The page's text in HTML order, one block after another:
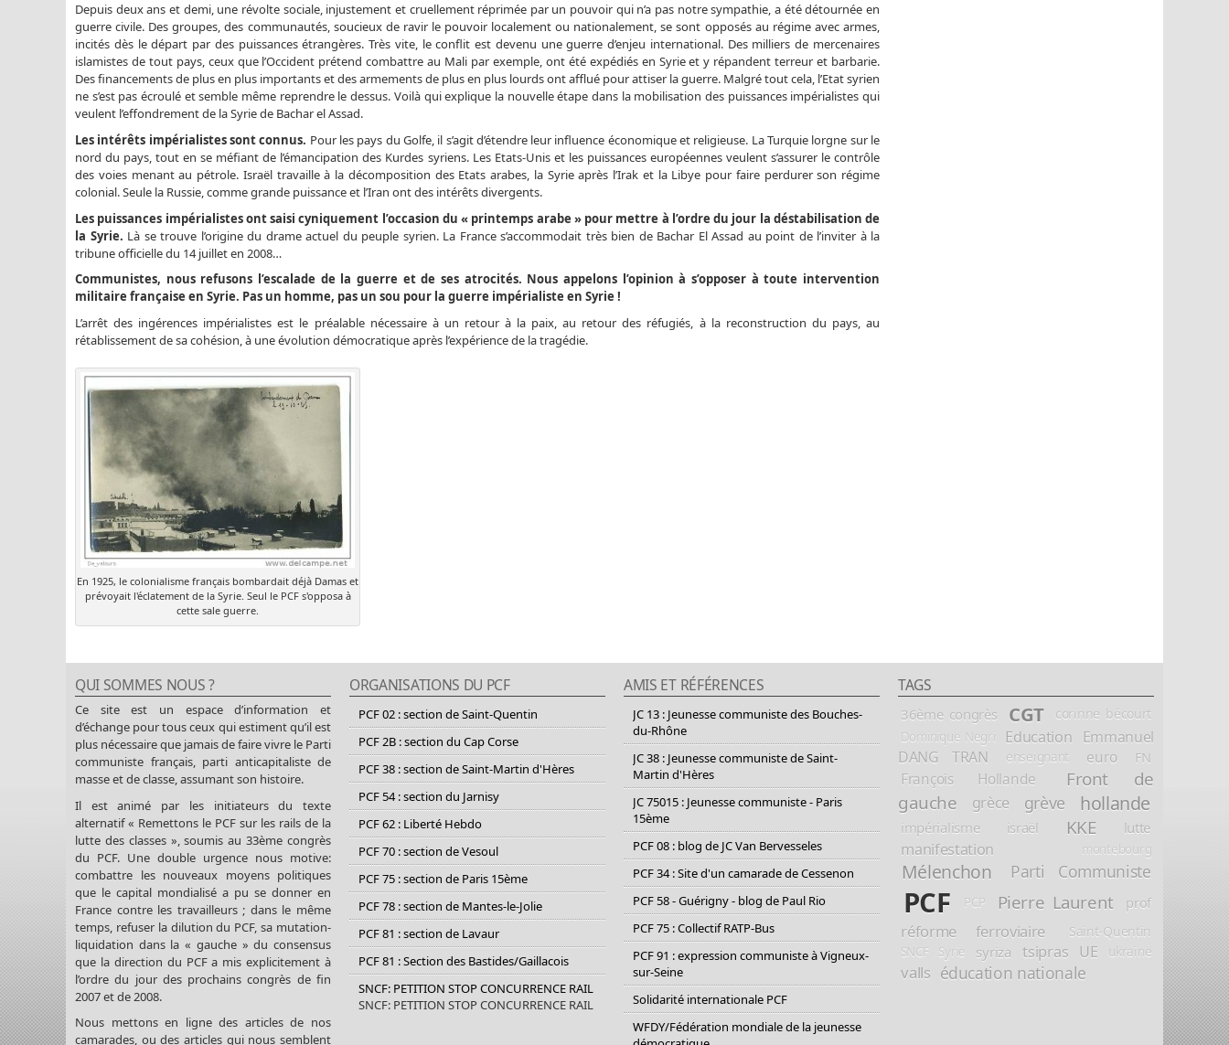
Depuis deux ans et demi, une révolte sociale, injustement et cruellement réprimée par un pouvoir qui n’a pas notre sympathie, a été détournée en
guerre civile. Des groupes, des communautés, soucieux de ravir le pouvoir localement ou nationalement, se sont opposés au régime avec armes,
incités dès le départ par des puissances étrangères. Très vite, le conflit est devenu une guerre d’enjeu international. Des milliers de mercenaires
islamistes de tout pays, ceux que l’Occident prétend combattre au Mali par exemple, ont été expédiés en Syrie et y répandent terreur et barbarie.
Des financements de plus en plus importants et des armements de plus en plus lourds ont afflué pour attiser la guerre. Malgré tout cela, l’Etat syrien
ne s’est pas écroulé et semble même reprendre le dessus. Voilà qui explique la nouvelle étape dans la mobilisation des puissances impérialistes qui
veulent l’effondrement de la Syrie de Bachar el Assad.
Les intérêts impérialistes sont connus. Pour les pays du Golfe, il s’agit d’étendre leur influence économique et religieuse. La Turquie lorgne sur le
nord du pays, tout en se méfiant de l’émancipation des Kurdes syriens. Les Etats-Unis et les puissances européennes veulent s’assurer le contrôle
des voies menant au pétrole. Israël travaille à la décomposition des Etats arabes, la Syrie après l’Irak et la Libye pour faire perdurer son régime
colonial. Seule la Russie, comme grande puissance et l’Iran ont des intérêts divergents.
Les puissances impérialistes ont saisi cyniquement l’occasion du « printemps arabe » pour mettre à l’ordre du jour la déstabilisation de
la Syrie. Là se trouve l’origine du drame actuel du peuple syrien. La France s’accommodait très bien de Bachar El Assad au point de l’inviter à la
tribune officielle du 14 juillet en 2008…
Communistes, nous refusons l’escalade de la guerre et de ses atrocités. Nous appelons l’opinion à s’opposer à toute intervention
militaire française en Syrie. Pas un homme, pas un sou pour la guerre impérialiste en Syrie !
L’arrêt des ingérences impérialistes est le préalable nécessaire à un retour à la paix, au retour des réfugiés, à la reconstruction du pays, au
rétablissement de sa cohésion, à une évolution démocratique après l’expérience de la tragédie.
En 1925, le colonialisme français bombardait déjà Damas et
prévoyait l'éclatement de la Syrie. Seul le PCF s'opposa à
cette sale guerre.
QUI SOMMES NOUS ?
Ce site est un espace d’information et
d’échange pour tous ceux qui estiment qu’il est
plus nécessaire que jamais de faire vivre le Parti
communiste français, parti anticapitaliste de
masse et de classe, assumant son histoire.
Il est animé par les initiateurs du texte
alternatif « Remettons le PCF sur les rails de la
lutte des classes », soumis au 33ème congrès
du PCF. Une double urgence nous motive:
combattre les nouveaux moyens politiques
que le capital mondialisé a pu se donner en
France contre les travailleurs ; dans le même
temps, refuser la dilution du PCF, sa mutation-
liquidation dans la « gauche » du consensus
que la direction du PCF a mis explicitement à
l’ordre du jour des prochains congrès de fin
2007 et de 2008.
Nous mettons en ligne des articles de nos
camarades, ou des articles qui nous semblent
ORGANISATIONS DU PCF
PCF 02 : section de Saint-Quentin
PCF 2B : section du Cap Corse
PCF 38 : section de Saint-Martin d'Hères
PCF 54 : section du Jarnisy
PCF 62 : Liberté Hebdo
PCF 70 : section de Vesoul
PCF 75 : section de Paris 15ème
PCF 78 : section de Mantes-le-Jolie
PCF 81 : section de Lavaur
PCF 81 : Section des Bastides/Gaillacois
SNCF: PETITION STOP CONCURRENCE RAIL
SNCF: PETITION STOP CONCURRENCE RAIL
AMIS ET RÉFÉRENCES
JC 13 : Jeunesse communiste des Bouches-
du-Rhône
JC 38 : Jeunesse communiste de Saint-
Martin d'Hères
JC 75015 : Jeunesse communiste - Paris
15ème
PCF 08 : blog de JC Van Bervesseles
PCF 34 : Site d'un camarade de Cessenon
PCF 58 - Guérigny - blog de Paul Rio
PCF 75 : Collectif RATP-Bus
PCF 91 : expression communiste à Vigneux-
sur-Seine
Solidarité internationale PCF
WFDY/Fédération mondiale de la jeunesse
TAGS
36ème congrès CGT corinne bécourt
Dominique Negri Education
Emmanuel
DANG TRAN
enseignant euro FN
François Hollande
Front de
gauche
grèce grève hollande
impérialisme israël KKE lutte
manifestation montebourg
Mélenchon Parti Communiste
PCF PCP Pierre Laurent prof
réforme ferroviaire Saint-Quentin
SNCF Syrie syriza tsipras UE ukraine
valls éducation nationale